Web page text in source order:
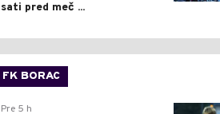
sati pred meč ...
FK BORAC
Pre 5 h